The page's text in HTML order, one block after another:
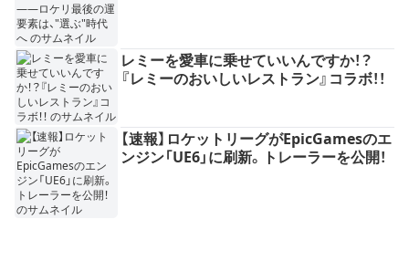
レミーを愛車に乗せていいんですか！？
『レミーのおいしいレストラン』コラボ！！
【速報】ロケットリーグがEpicGamesのエ
ンジン「UE6」に刷新。トレーラーを公開！